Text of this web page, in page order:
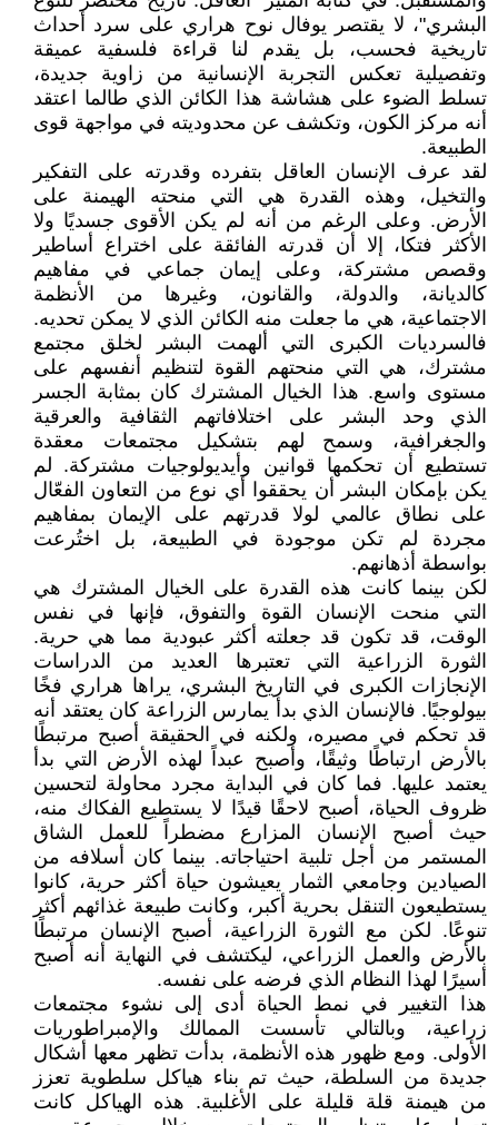
البشري"، لا يقتصر يوفال نوح هراري على سرد أحداث
تاريخية فحسب، بل يقدم لنا قراءة فلسفية عميقة
وتفصيلية تعكس التجربة الإنسانية من زاوية جديدة،
تسلط الضوء على هشاشة هذا الكائن الذي طالما اعتقد
أنه مركز الكون، وتكشف عن محدوديته في مواجهة قوى
الطبيعة.
لقد عرف الإنسان العاقل بتفرده وقدرته على التفكير
والتخيل، وهذه القدرة هي التي منحته الهيمنة على
الأرض. وعلى الرغم من أنه لم يكن الأقوى جسديًا ولا
الأكثر فتكا، إلا أن قدرته الفائقة على اختراع أساطير
وقصص مشتركة، وعلى إيمان جماعي في مفاهيم
كالديانة، والدولة، والقانون، وغيرها من الأنظمة
الاجتماعية، هي ما جعلت منه الكائن الذي لا يمكن تحديه.
فالسرديات الكبرى التي ألهمت البشر لخلق مجتمع
مشترك، هي التي منحتهم القوة لتنظيم أنفسهم على
مستوى واسع. هذا الخيال المشترك كان بمثابة الجسر
الذي وحد البشر على اختلافاتهم الثقافية والعرقية
والجغرافية، وسمح لهم بتشكيل مجتمعات معقدة
تستطيع أن تحكمها قوانين وأيديولوجيات مشتركة. لم
يكن بإمكان البشر أن يحققوا أي نوع من التعاون الفعّال
على نطاق عالمي لولا قدرتهم على الإيمان بمفاهيم
مجردة لم تكن موجودة في الطبيعة، بل اختُرعت
بواسطة أذهانهم.
لكن بينما كانت هذه القدرة على الخيال المشترك هي
التي منحت الإنسان القوة والتفوق، فإنها في نفس
الوقت، قد تكون قد جعلته أكثر عبودية مما هي حرية.
الثورة الزراعية التي تعتبرها العديد من الدراسات
الإنجازات الكبرى في التاريخ البشري، يراها هراري فخًا
بيولوجيًا. فالإنسان الذي بدأ يمارس الزراعة كان يعتقد أنه
قد تحكم في مصيره، ولكنه في الحقيقة أصبح مرتبطًا
بالأرض ارتباطًا وثيقًا، وأصبح عبداً لهذه الأرض التي بدأ
يعتمد عليها. فما كان في البداية مجرد محاولة لتحسين
ظروف الحياة، أصبح لاحقًا قيدًا لا يستطيع الفكاك منه،
حيث أصبح الإنسان المزارع مضطراً للعمل الشاق
المستمر من أجل تلبية احتياجاته. بينما كان أسلافه من
الصيادين وجامعي الثمار يعيشون حياة أكثر حرية، كانوا
يستطيعون التنقل بحرية أكبر، وكانت طبيعة غذائهم أكثر
تنوعًا. لكن مع الثورة الزراعية، أصبح الإنسان مرتبطًا
بالأرض والعمل الزراعي، ليكتشف في النهاية أنه أصبح
أسيرًا لهذا النظام الذي فرضه على نفسه.
هذا التغيير في نمط الحياة أدى إلى نشوء مجتمعات
زراعية، وبالتالي تأسست الممالك والإمبراطوريات
الأولى. ومع ظهور هذه الأنظمة، بدأت تظهر معها أشكال
جديدة من السلطة، حيث تم بناء هياكل سلطوية تعزز
من هيمنة قلة قليلة على الأغلبية. هذه الهياكل كانت